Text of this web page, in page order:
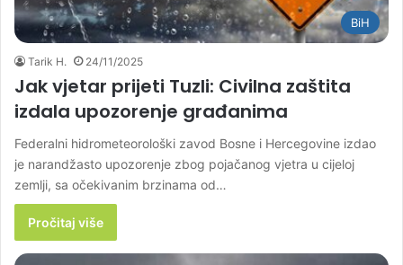
BiH
Tarik H. 24/11/2025
Jak vjetar prijeti Tuzli: Civilna zaštita
izdala upozorenje građanima
Federalni hidrometeorološki zavod Bosne i Hercegovine izdao
je narandžasto upozorenje zbog pojačanog vjetra u cijeloj
zemlji, sa očekivanim brzinama od…
Pročitaj više